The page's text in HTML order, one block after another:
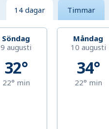
14 dagar Timmar
Söndag
9 augusti
32°
22° min
Måndag
10 augusti
34°
22° min